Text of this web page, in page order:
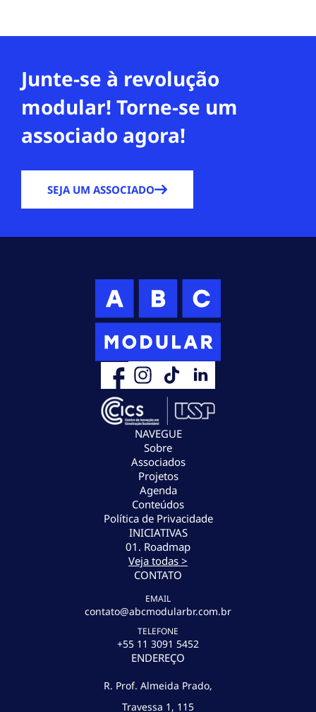
Junte-se à revolução
modular! Torne-se um
associado agora!
SEJA UM ASSOCIADO
NAVEGUE
Sobre
Associados
Projetos
Agenda
Conteúdos
Política de Privacidade
INICIATIVAS
01. Roadmap
Veja todas >
CONTATO
EMAIL
contato@abcmodularbr.com.br
TELEFONE
+55 11 3091 5452
ENDEREÇO
R. Prof. Almeida Prado,
Travessa 1, 115